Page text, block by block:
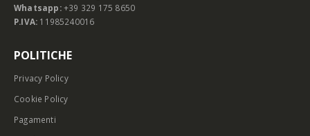
Whatsapp: +39 329 175 8650
P.IVA: 11985240016
POLITICHE
Privacy Policy
Cookie Policy
Pagamenti